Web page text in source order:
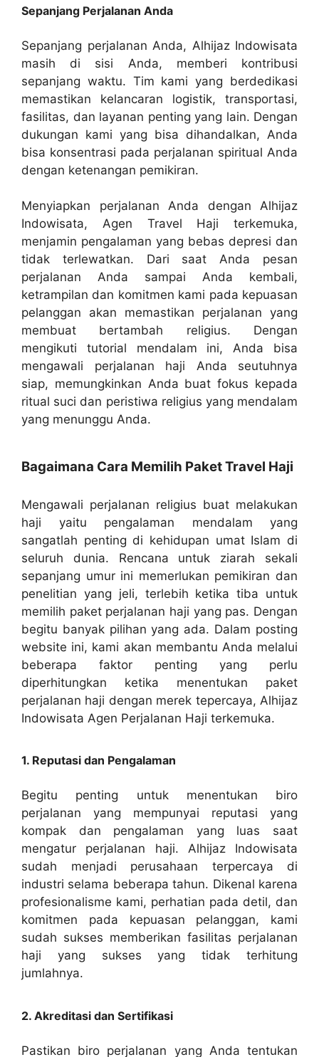
Sepanjang Perjalanan Anda
Sepanjang perjalanan Anda, Alhijaz Indowisata
masih di sisi Anda, memberi kontribusi
sepanjang waktu. Tim kami yang berdedikasi
memastikan kelancaran logistik, transportasi,
fasilitas, dan layanan penting yang lain. Dengan
dukungan kami yang bisa dihandalkan, Anda
bisa konsentrasi pada perjalanan spiritual Anda
dengan ketenangan pemikiran.
Menyiapkan perjalanan Anda dengan Alhijaz
Indowisata, Agen Travel Haji terkemuka,
menjamin pengalaman yang bebas depresi dan
tidak terlewatkan. Dari saat Anda pesan
perjalanan Anda sampai Anda kembali,
ketrampilan dan komitmen kami pada kepuasan
pelanggan akan memastikan perjalanan yang
membuat bertambah religius. Dengan
mengikuti tutorial mendalam ini, Anda bisa
mengawali perjalanan haji Anda seutuhnya
siap, memungkinkan Anda buat fokus kepada
ritual suci dan peristiwa religius yang mendalam
yang menunggu Anda.
Bagaimana Cara Memilih Paket Travel Haji
Mengawali perjalanan religius buat melakukan
haji yaitu pengalaman mendalam yang
sangatlah penting di kehidupan umat Islam di
seluruh dunia. Rencana untuk ziarah sekali
sepanjang umur ini memerlukan pemikiran dan
penelitian yang jeli, terlebih ketika tiba untuk
memilih paket perjalanan haji yang pas. Dengan
begitu banyak pilihan yang ada. Dalam posting
website ini, kami akan membantu Anda melalui
beberapa faktor penting yang perlu
diperhitungkan ketika menentukan paket
perjalanan haji dengan merek tepercaya, Alhijaz
Indowisata Agen Perjalanan Haji terkemuka.
1. Reputasi dan Pengalaman
Begitu penting untuk menentukan biro
perjalanan yang mempunyai reputasi yang
kompak dan pengalaman yang luas saat
mengatur perjalanan haji. Alhijaz Indowisata
sudah menjadi perusahaan terpercaya di
industri selama beberapa tahun. Dikenal karena
profesionalisme kami, perhatian pada detil, dan
komitmen pada kepuasan pelanggan, kami
sudah sukses memberikan fasilitas perjalanan
haji yang sukses yang tidak terhitung
jumlahnya.
2. Akreditasi dan Sertifikasi
Pastikan biro perjalanan yang Anda tentukan